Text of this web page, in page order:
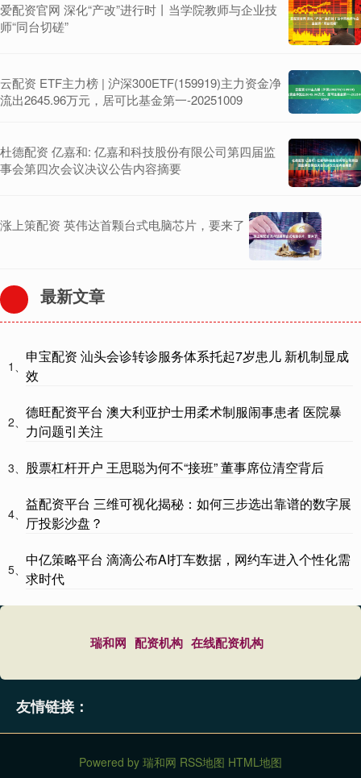
爱配资官网 深化“产改”进行时丨当学院教师与企业技
师“同台切磋”
云配资 ETF主力榜 | 沪深300ETF(159919)主力资金净
流出2645.96万元，居可比基金第一-20251009
杜德配资 亿嘉和: 亿嘉和科技股份有限公司第四届监
事会第四次会议决议公告内容摘要
涨上策配资 英伟达首颗台式电脑芯片，要来了
最新文章
1、
申宝配资 汕头会诊转诊服务体系托起7岁患儿 新机制显成
效
2、
德旺配资平台 澳大利亚护士用柔术制服闹事患者 医院暴
力问题引关注
3、 股票杠杆开户 王思聪为何不“接班” 董事席位清空背后
4、
益配资平台 三维可视化揭秘：如何三步选出靠谱的数字展
厅投影沙盘？
5、
中亿策略平台 滴滴公布AI打车数据，网约车进入个性化需
求时代
瑞和网 配资机构 在线配资机构
友情链接：
Powered by 瑞和网 RSS地图 HTML地图